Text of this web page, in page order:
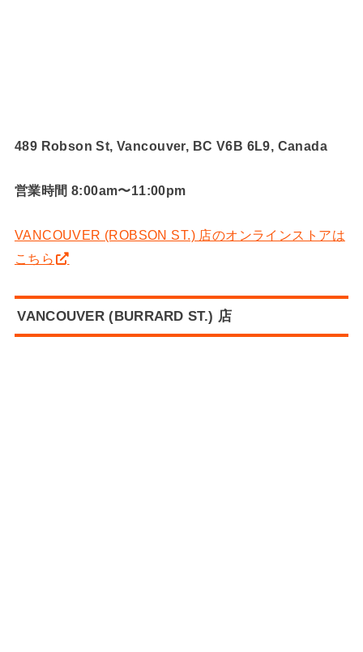
489 Robson St, Vancouver, BC V6B 6L9, Canada
営業時間 8:00am〜11:00pm
VANCOUVER (ROBSON ST.) 店のオンラインストアは
こちら
VANCOUVER (BURRARD ST.) 店